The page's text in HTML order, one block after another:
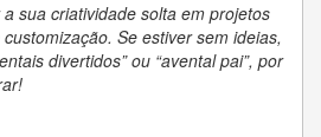
sua criatividade solta em projetos
Se estiver sem ideias,
divertidos” ou “avental pai”, por